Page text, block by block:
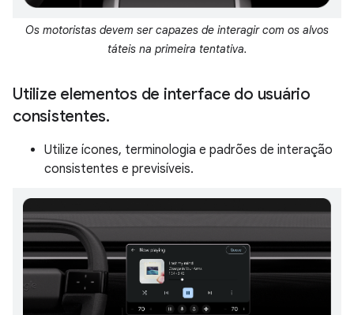
Os motoristas devem ser capazes de interagir com os alvos
táteis na primeira tentativa.
Utilize elementos de interface do usuário
consistentes.
Utilize ícones, terminologia e padrões de interação
consistentes e previsíveis.